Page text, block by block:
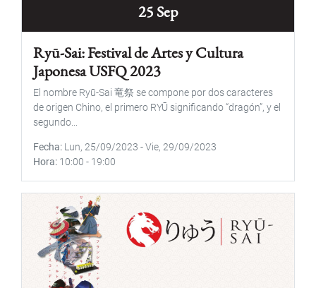
25 Sep
Ryū-Sai: Festival de Artes y Cultura
Japonesa USFQ 2023
El nombre Ryū-Sai 竜祭 se compone por dos caracteres
de origen Chino, el primero RYŪ significando “dragón”, y el
segundo...
Fecha Lun, 25/09/2023 -Vie, 29/09/2023
Hora 10:00 - 19:00